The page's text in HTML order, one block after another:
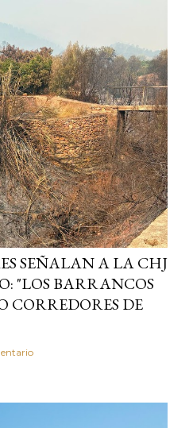
SEÑALAN A LA CHJ
"LOS BARRANCOS
DE